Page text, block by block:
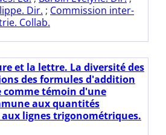
Dir. ; Commission inter-
Collab.
et la lettre. La diversité des
des formules d'addition
comme témoin d'une
aux quantités
lignes trigonométriques.